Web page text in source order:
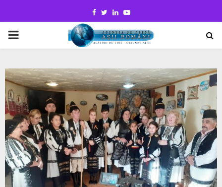
Facebook
TwitterLinkedinYoutube
PRIMARY